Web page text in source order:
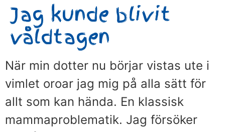
Jag kunde blivit
våldtagen
När min dotter nu börjar vistas ute i
vimlet oroar jag mig på alla sätt för
allt som kan hända. En klassisk
mammaproblematik. Jag försöker